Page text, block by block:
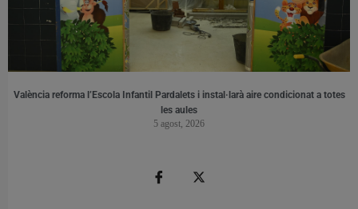
València reforma l’Escola Infantil Pardalets i instal·larà aire condicionat a totes
les aules
5 agost, 2026